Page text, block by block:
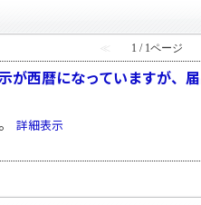
≪ 1 / 1ページ
が西暦になっていますが、
詳細表示